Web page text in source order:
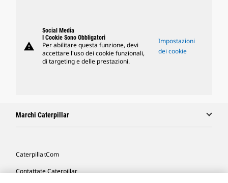
warning
Social Media
I Cookie Sono Obbligatori
Per abilitare questa funzione, devi
accettare l'uso dei cookie funzionali,
di targeting e delle prestazioni.
Impostazioni
dei cookie
Marchi Caterpillar
Caterpillar.com
Contattate Caterpillar